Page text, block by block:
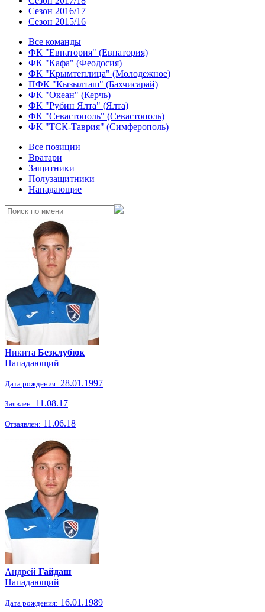
Сезон 2016/17
Сезон 2015/16
Все команды
ФК "Евпатория" (Евпатория)
ФК "Кафа" (Феодосия)
ФК "Крымтеплица" (Молодежное)
ПФК "Кызылташ" (Бахчисарай)
ФК "Океан" (Керчь)
ФК "Рубин Ялта" (Ялта)
ФК "Севастополь" (Севастополь)
ФК "ТСК-Таврия" (Симферополь)
Все позиции
Вратари
Защитники
Полузащитники
Нападающие
Никита Безклубюк
Нападающий
Дата рождения: 28.01.1997
Заявлен: 11.08.17
Отзаявлен: 11.06.18
Андрей Гайдаш
Нападающий
Дата рождения: 16.01.1989